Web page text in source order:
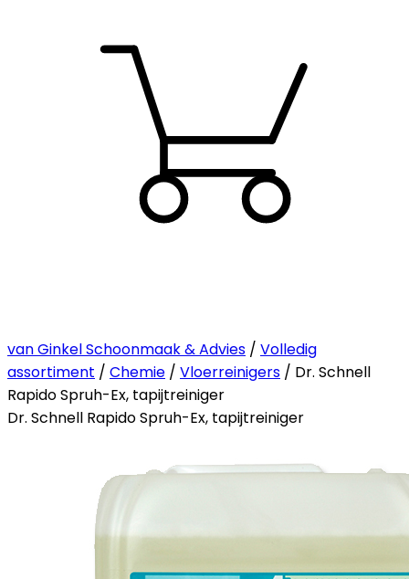
van Ginkel Schoonmaak & Advies / Volledig
assortiment / Chemie / Vloerreinigers / Dr. Schnell
Rapido Spruh-Ex, tapijtreiniger
Dr. Schnell Rapido Spruh-Ex, tapijtreiniger